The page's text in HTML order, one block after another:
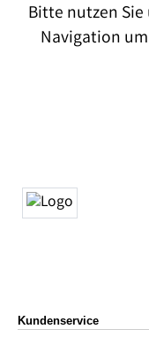
Bitte nutzen
Navigation
Kundenservice